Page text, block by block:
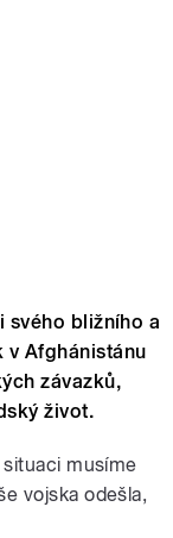
svého bližního a
v Afghánistánu
závazků,
život.
musíme
vojska odešla,